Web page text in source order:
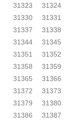
31323
31324
31330
31331
31337
31338
31344
31345
31351
31352
31358
31359
31365
31366
31372
31373
31379
31380
31386
31387